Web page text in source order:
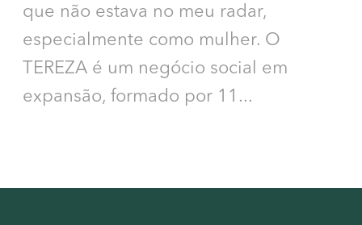
que não estava no meu radar,
especialmente como mulher. O
TEREZA é um negócio social em
expansão, formado por 11...